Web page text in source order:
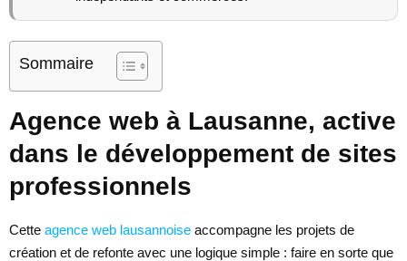
Sommaire
Agence web à Lausanne, active
dans le développement de sites
professionnels
Cette agence web lausannoise accompagne les projets de
création et de refonte avec une logique simple : faire en sorte que